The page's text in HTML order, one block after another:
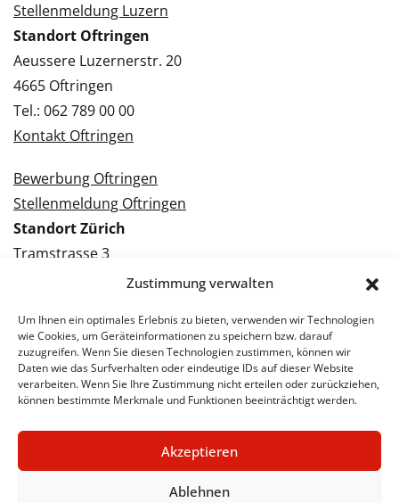
Zustimmung verwalten
Um Ihnen ein optimales Erlebnis zu bieten, verwenden wir Technologien
wie Cookies, um Geräteinformationen zu speichern bzw. darauf
zuzugreifen. Wenn Sie diesen Technologien zustimmen, können wir
Daten wie das Surfverhalten oder eindeutige IDs auf dieser Website
verarbeiten. Wenn Sie Ihre Zustimmung nicht erteilen oder zurückziehen,
können bestimmte Merkmale und Funktionen beeinträchtigt werden.
Akzeptieren
Ablehnen
Stellenmeldung Luzern
Standort Oftringen
Aeussere Luzernerstr. 20
4665 Oftringen
Tel.: 062 789 00 00
Kontakt Oftringen
Bewerbung Oftringen
Stellenmeldung Oftringen
Standort Zürich
Tramstrasse 3
Kontakt Zürich
Bewerbung Zürich
Stellenmeldung Zürich